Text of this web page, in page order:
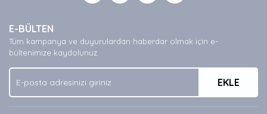
Yorum Yaz
Ürün açıklamasında eksik bilgiler bulunuyor.
Ürün bilgilerinde hatalar bulunuyor.
Ürün fiyatı diğer sitelerden daha pahalı.
Bu ürüne benzer farklı alternatifler olmalı.
E-BÜLTEN
Tüm kampanya ve duyurulardan haberdar olmak için e-
bültenimize kaydolunuz.
EKLE